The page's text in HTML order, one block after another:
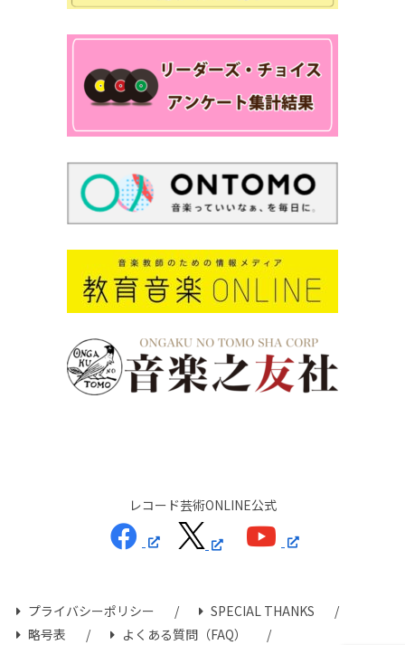
レコード芸術ONLINE公式
プライバシーポリシー
SPECIAL THANKS
略号表
よくある質問（FAQ）